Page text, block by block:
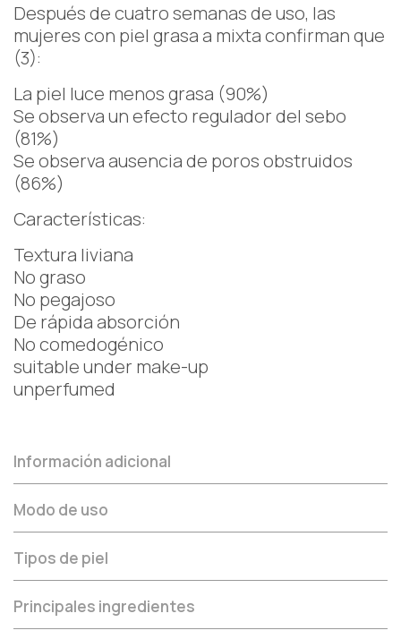
Después de cuatro semanas de uso, las
mujeres con piel grasa a mixta confirman que
(3):
La piel luce menos grasa (90%)
Se observa un efecto regulador del sebo
(81%)
Se observa ausencia de poros obstruidos
(86%)
Características:
Textura liviana
No graso
No pegajoso
De rápida absorción
No comedogénico
suitable under make-up
unperfumed
Información adicional
Modo de uso
Tipos de piel
Principales ingredientes